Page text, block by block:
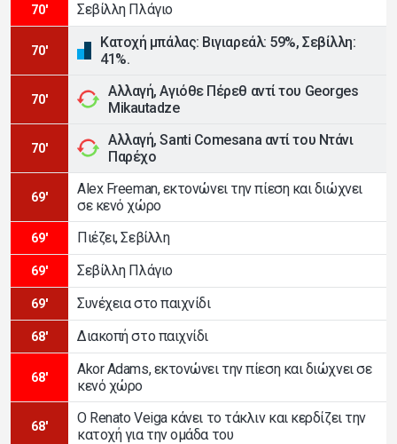
70' Σεβίλλη Πλάγιο
70'
Κατοχή μπάλας: Βιγιαρεάλ: 59%, Σεβίλλη:
41%.
70'
Αλλαγή, Αγιόθε Πέρεθ αντί του Georges
Mikautadze
70'
Αλλαγή, Santi Comesana αντί του Ντάνι
Παρέχο
69'
Alex Freeman, εκτονώνει την πίεση και διώχνει
σε κενό χώρο
69' Πιέζει, Σεβίλλη
69' Σεβίλλη Πλάγιο
69' Συνέχεια στο παιχνίδι
68' Διακοπή στο παιχνίδι
68'
Akor Adams, εκτονώνει την πίεση και διώχνει σε
κενό χώρο
68'
Ο Renato Veiga κάνει το τάκλιν και κερδίζει την
κατοχή για την ομάδα του